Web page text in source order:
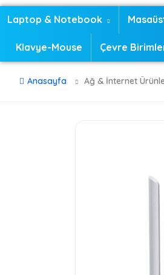
Laptop & Notebook
Klavye-Mouse Çevre
Anasayfa Ağ & İnternet